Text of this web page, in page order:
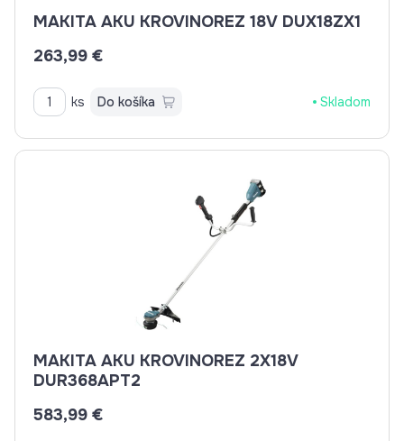
MAKITA AKU KROVINOREZ 18V DUX18ZX1
263,99 €
ks Do košíka Skladom
MAKITA AKU KROVINOREZ 2X18V
DUR368APT2
583,99 €